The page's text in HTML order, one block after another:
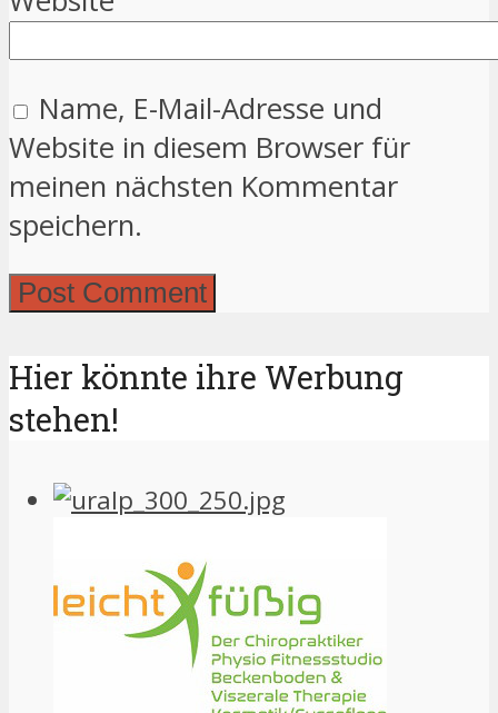
Name, E-Mail-Adresse und
Website in diesem Browser für
meinen nächsten Kommentar
speichern.
Hier könnte ihre Werbung
stehen!